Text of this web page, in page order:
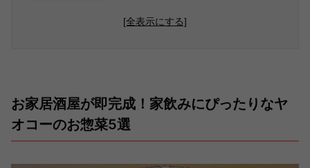
[全表示にする]
お家居酒屋が即完成！家飲みにぴったりなヤ
オコーのお惣菜5選